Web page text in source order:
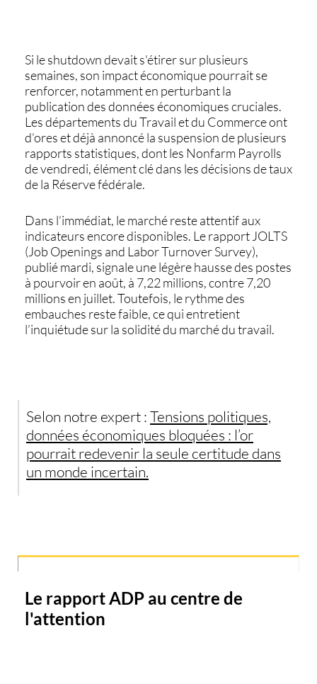
Si le shutdown devait s'étirer sur plusieurs
semaines, son impact économique pourrait se
renforcer, notamment en perturbant la
publication des données économiques cruciales.
Lesdépartements du Travail et du Commerceont
d’ores et déjà annoncé la suspension de plusieurs
rapports statistiques,dont les Nonfarm Payrolls
de vendredi, élément clé dans les décisions de taux
de la Réserve fédérale.
Dans l’immédiat, le marché reste attentif aux
indicateurs encore disponibles. Le rapport JOLTS
(Job Openings and Labor Turnover Survey),
publié mardi, signaleune légère hausse des postes
à pourvoir en août, à 7,22 millions, contre7,20
millions en juillet. Toutefois, le rythme des
embauches reste faible, ce qui entretient
l’inquiétude sur la solidité du marché du travail.
Selon notre expert :Tensions politiques,
données économiques bloquées : l’or
pourrait redevenir la seule certitude dans
un monde incertain.
Le rapport ADP au centre de
l'attention